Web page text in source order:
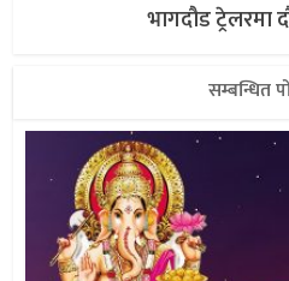
भागदौड ट्रेलरमा
सम्बन्धित